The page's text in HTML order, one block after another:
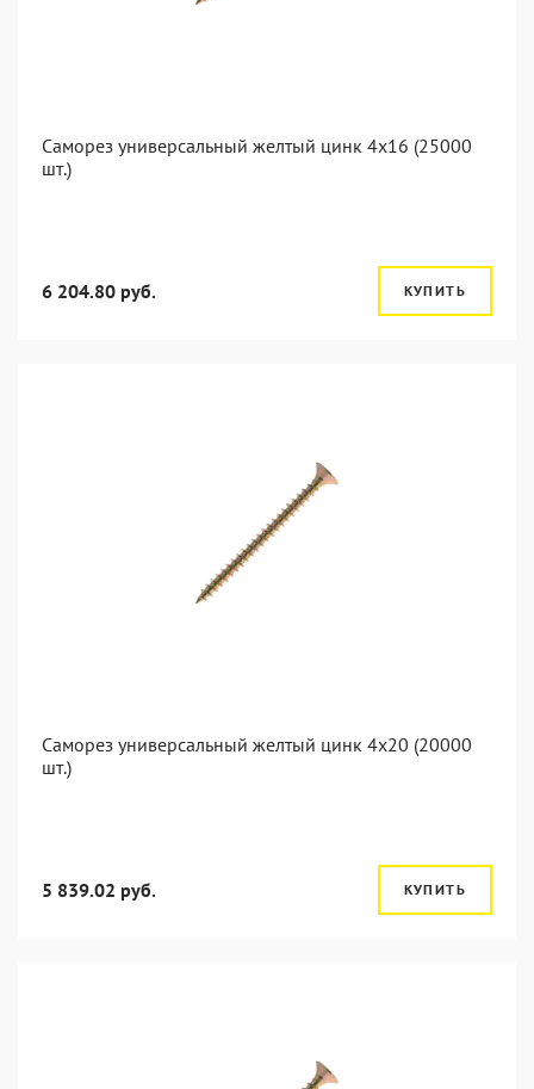
Саморез универсальный желтый цинк 4x16 (25000
шт.)
6 204.80 руб. КУПИТЬ
Саморез универсальный желтый цинк 4x20 (20000
шт.)
5 839.02 руб. КУПИТЬ